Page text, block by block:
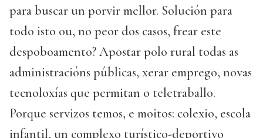
para buscar un porvir mellor. Solución para
todo isto ou, no peor dos casos, frear este
despoboamento? Apostar polo rural todas as
administracións públicas, xerar emprego, novas
tecnoloxías que permitan o teletraballo.
Porque servizos temos, e moitos: colexio, escola
infantil, un complexo turístico-deportivo